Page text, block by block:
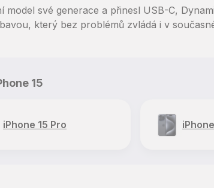
model své generace a přinesl USB-C,
který bez problémů zvládá i v
15
iPhone 15 Pro